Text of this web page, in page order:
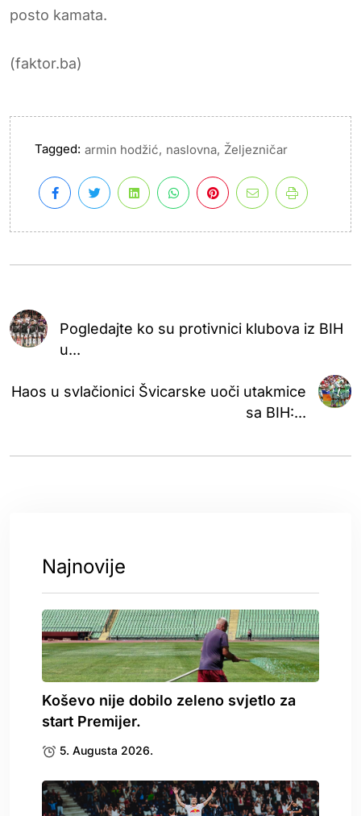
posto kamata.
(faktor.ba)
Tagged: armin hodžić, naslovna, Željezničar
Pogledajte ko su protivnici klubova iz BIH
u...
Haos u svlačionici Švicarske uoči utakmice
sa BIH:...
Najnovije
Koševo nije dobilo zeleno svjetlo za
start Premijer.
5. Augusta 2026.